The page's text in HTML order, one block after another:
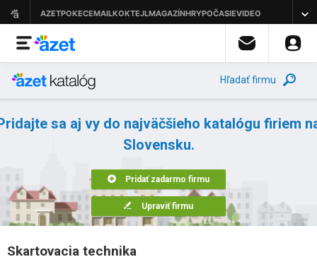
Hľadať firmu
sa aj vy do najväčšieho katalógu firiem
Slovensku.
Pridať zadarmo firmu
Upraviť firmu
Skartovacia technika